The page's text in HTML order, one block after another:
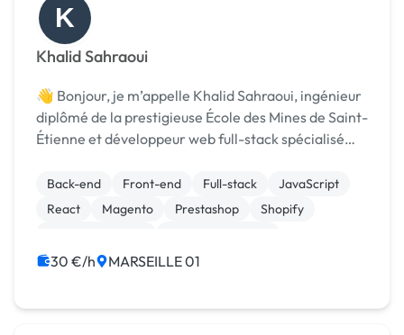
K
Khalid Sahraoui
👋 Bonjour, je m’appelle Khalid Sahraoui, ingénieur
diplômé de la prestigieuse École des Mines de Saint-
Étienne et développeur web full-stack spécialisé
d’ingénieur et plusieurs années d’expérien...
Back-end Front-end Full-stack
JavaScript
React
Magento Prestashop
Shopify
30 €/h MARSEILLE 01